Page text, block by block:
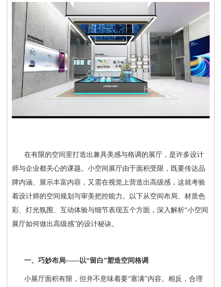
在有限的空间里打造出兼具美感与格调的展厅，是许多设计
师与企业都关心的课题。小空间展厅由于面积受限，既要传达品
牌内涵、展示丰富内容，又需在视觉上营造出高级感，这就考验
着设计师的空间规划与审美把控能力。以下从空间布局、材质色
彩、灯光氛围、互动体验与细节表现五个方面，深入解析“小空间
展厅如何做出高级感”的设计秘诀。
一、巧妙布局——以“留白”塑造空间格调
小展厅面积有限，但并不意味着要“塞满”内容。相反，合理